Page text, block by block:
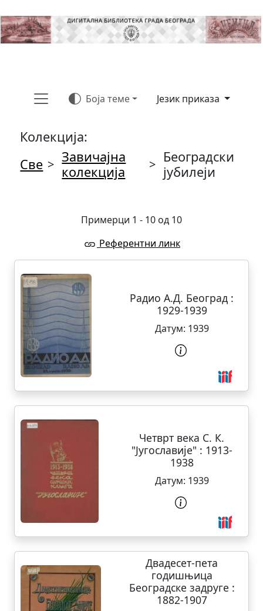
Боја теме Језик приказа
Колекција:
Све > Завичајна
колекција
> Београдски
јубилеји
Примерци 1 - 10 од 10
Референтни линк
Радио А.Д. Београд :
1929-1939
Датум: 1939
Четврт века С. К.
"Југославије" : 1913-
1938
Датум: 1939
Двадесет-пета
годишњица
Београдске задруге :
1882-1907